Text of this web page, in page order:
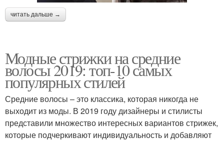
читать дальше →
Модные стрижки на средние
волосы 2019: топ-10 самых
популярных стилей
Средние волосы – это классика, которая никогда не
выходит из моды. В 2019 году дизайнеры и стилисты
представили множество интересных вариантов стрижек,
которые подчеркивают индивидуальность и добавляют